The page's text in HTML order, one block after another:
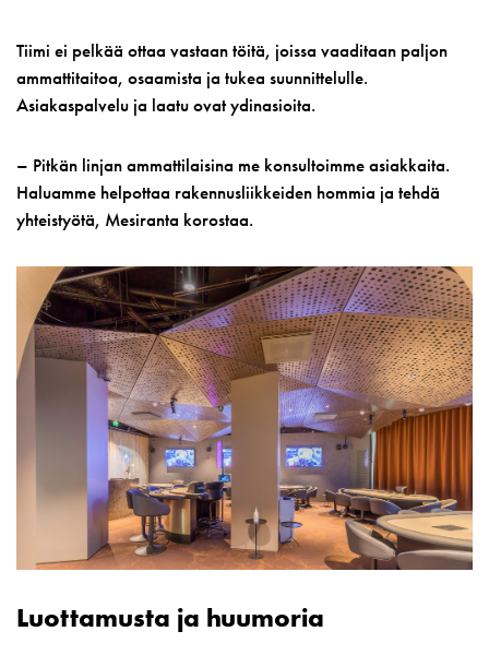
Tiimi ei pelkää ottaa vastaan töitä, joissa vaaditaan paljon
ammattitaitoa, osaamista ja tukea suunnittelulle.
Asiakaspalvelu ja laatu ovat ydinasioita.
– Pitkän linjan ammattilaisina me konsultoimme asiakkaita.
Haluamme helpottaa rakennusliikkeiden hommia ja tehdä
yhteistyötä, Mesiranta korostaa.
Luottamusta ja huumoria